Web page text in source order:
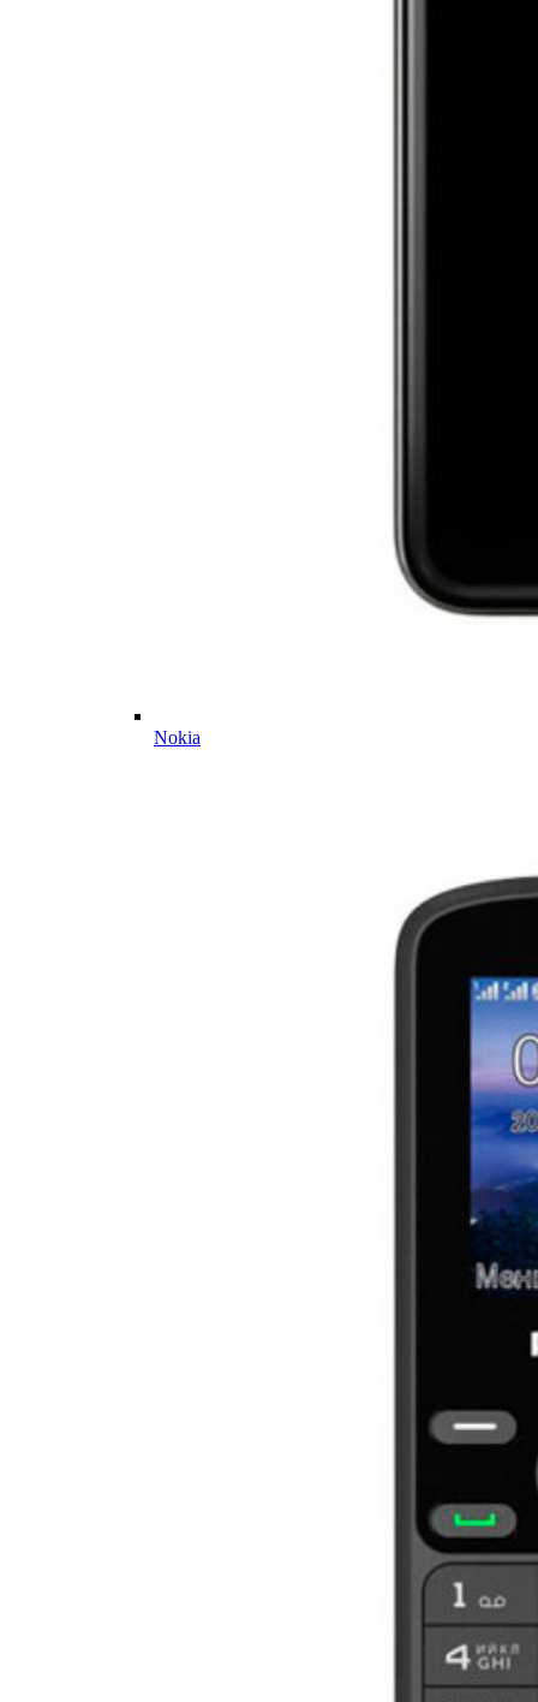
Nokia